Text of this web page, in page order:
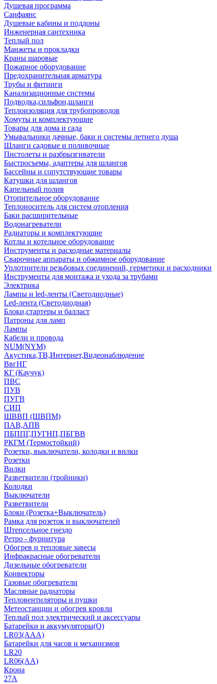
Душевая программа
Санфаянс
Душевые кабины и поддоны
Инженерная сантехника
Теплый пол
Манжеты и прокладки
Краны шаровые
Пожарное оборудование
Предохранительная арматура
Трубы и фитинги
Канализационные системы
Подводка,сильфон,шланги
Теплоизоляция для трубопроводов
Хомуты и комплектующие
Товары для дома и сада
Умывальники дачные, баки и системы летнего душа
Шланги садовые и поливочные
Пистолеты и разбрызгиватели
Быстросъемы, адаптеры для шлангов
Бассейны и сопутствующие товары
Катушки для шлангов
Капельный полив
Отопительное оборудование
Теплоноситель для систем отопления
Баки расширительные
Водонагреватели
Радиаторы и комплектующие
Котлы и котельное оборудование
Инструменты и расходные материалы
Сварочные аппараты и обжимное оборудование
Уплотнители резьбовых соединений, герметики и расходники
Инструменты для монтажа и ухода за трубами
Электрика
Лампы и led-ленты (Светодиодные)
Led-лента (Светодиодная)
Блоки,стартеры и балласт
Патроны для ламп
Лампы
Кабели и провода
NUM(NYM)
Акустика,ТВ,Интернет,Видеонаблюдение
ВвгНГ
КГ (Каучук)
ПВС
ПУВ
ПУГВ
СИП
ШВВП (ШВПМ)
ПАВ,АПВ
ПБППГ,ПУГНП,ПБГВВ
РКГМ (Термостойкий)
Розетки, выключатели, колодки и вилки
Розетки
Вилки
Разветвители (тройники)
Колодки
Выключатели
Разветвители
Блоки (Розетка+Выключатель)
Рамка для розеток и выключателей
Штепсельное гнездо
Ретро - фурнитура
Обогрев и тепловые завесы
Инфракрасные обогреватели
Дизельные обогреватели
Конвекторы
Газовые обогреватели
Масляные радиаторы
Тепловентиляторы и пушки
Метеостанции и обогрев кровли
Теплый пол электрический и аксессуары
Батарейки и аккумуляторы(О)
LR03(AAA)
Батарейки для часов и механизмов
LR20
LR06(AA)
Крона
27A